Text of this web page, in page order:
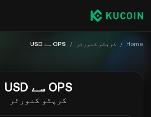
Home
/ کرپٹو کنورٹر / OPS سے USD
OPS سے USD
کرپٹو کنورٹر